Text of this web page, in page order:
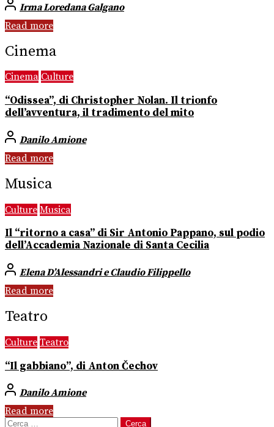
Irma Loredana Galgano
Read more
Cinema
Cinema Culture
“Odissea”, di Christopher Nolan. Il trionfo
dell’avventura, il tradimento del mito
Danilo Amione
Read more
Musica
Culture Musica
Il “ritorno a casa” di Sir Antonio Pappano, sul podio
dell’Accademia Nazionale di Santa Cecilia
Elena D’Alessandri e Claudio Filippello
Read more
Teatro
Culture Teatro
“Il gabbiano”, di Anton Čechov
Danilo Amione
Read more
Ricerca